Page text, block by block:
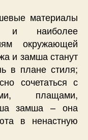
материалы
и наиболее
окружающей
и замша станут
в плане стиля;
сочетаться с
плащами,
замша – она
в ненастную